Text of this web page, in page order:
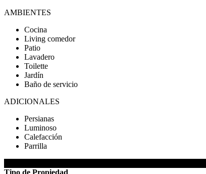
AMBIENTES
Cocina
Living comedor
Patio
Lavadero
Toilette
Jardín
Baño de servicio
ADICIONALES
Persianas
Luminoso
Calefacción
Parrilla
Tipo de Propiedad